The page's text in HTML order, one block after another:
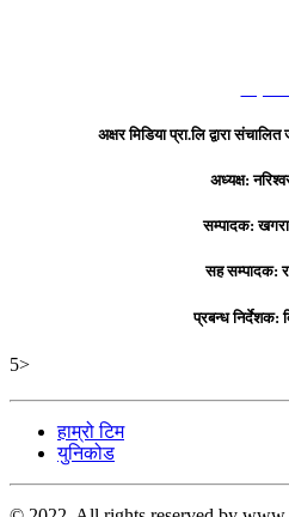
अक्षर मिडिया प्रा.लि द्वारा
अध्यक्ष:
सम्पादक:
सह सम्पादक:
प्रबन्ध निर्देशक:
5>
हाम्रो टिम
युनिकोड